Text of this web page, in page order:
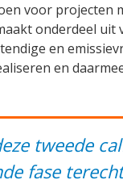
voor projecten
onderdeel uit
en
en
tweede
fase